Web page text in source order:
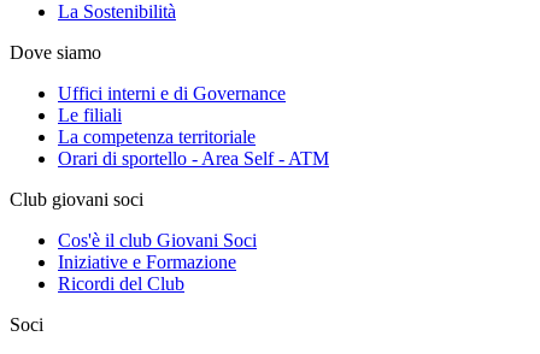
La Sostenibilità
Dove siamo
Uffici interni e di Governance
Le filiali
La competenza territoriale
Orari di sportello - Area Self - ATM
Club giovani soci
Cos'è il club Giovani Soci
Iniziative e Formazione
Ricordi del Club
Soci